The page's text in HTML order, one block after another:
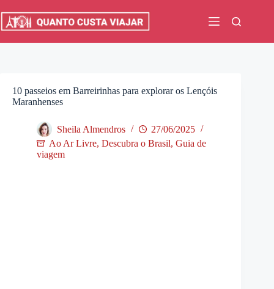
para
10 passeios em Barreirinhas para explorar os Lençóis
Maranhenses
Sheila Almendros
27/06/2025
Ao Ar Livre, Descubra o Brasil, Guia de
viagem